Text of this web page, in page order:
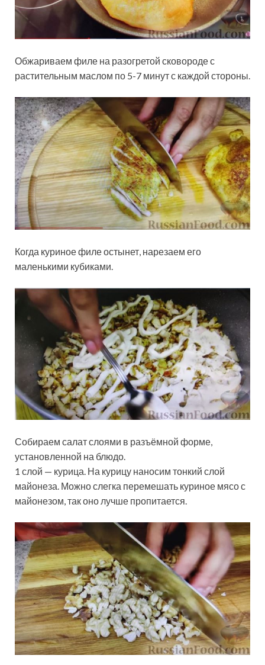
Обжариваем филе на разогретой сковороде с
растительным маслом по 5-7 минут с каждой стороны.
Когда куриное филе остынет, нарезаем его
маленькими кубиками.
Собираем салат слоями в разъёмной форме,
установленной на блюдо.
1 слой — курица. На курицу наносим тонкий слой
майонеза. Можно слегка перемешать куриное мясо с
майонезом, так оно лучше пропитается.